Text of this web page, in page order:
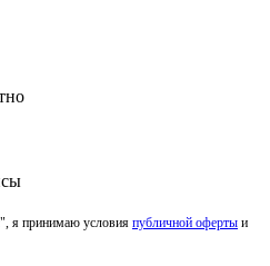
я принимаю условия публичной оферты и